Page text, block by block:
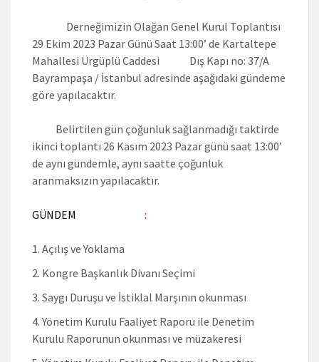
Derneğimizin Olağan Genel Kurul Toplantısı
29 Ekim 2023 Pazar Günü Saat 13:00’ de Kartaltepe
Mahallesi Ürgüplü Caddesi Dış Kapı no: 37/A
Bayrampaşa / İstanbul adresinde aşağıdaki gündeme
göre yapılacaktır.
Belirtilen gün çoğunluk sağlanmadığı taktirde
ikinci toplantı 26 Kasım 2023 Pazar günü saat 13:00’
de aynı gündemle, aynı saatte çoğunluk
aranmaksızın yapılacaktır.
GÜNDEM :
Açılış ve Yoklama
Kongre Başkanlık Divanı Seçimi
Saygı Duruşu ve İstiklal Marşının okunması
Yönetim Kurulu Faaliyet Raporu ile Denetim
Kurulu Raporunun okunması ve müzakeresi